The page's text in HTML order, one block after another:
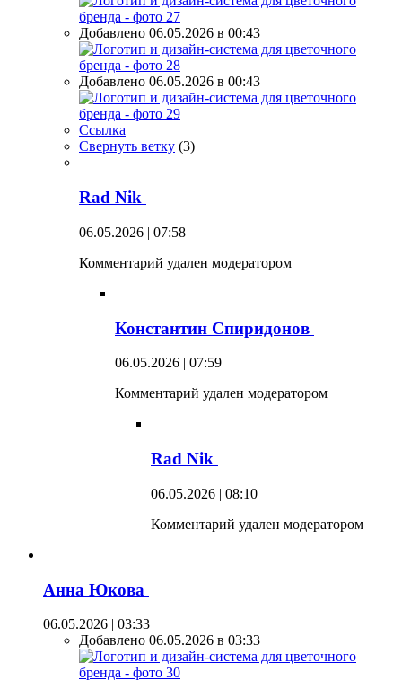
Добавлено 06.05.2026 в 00:43
Добавлено 06.05.2026 в 00:43
Ссылка
Свернуть ветку (3)
Rad Nik
06.05.2026 | 07:58
Комментарий удален модератором
Константин Спиридонов
06.05.2026 | 07:59
Комментарий удален модератором
Rad Nik
06.05.2026 | 08:10
Комментарий удален модератором
Анна Юкова
06.05.2026 | 03:33
Добавлено 06.05.2026 в 03:33